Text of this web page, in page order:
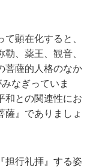
顕在化すると、
、薬王、観音、
菩薩的人格のなか
なぎっていま
和との関連性にお
薩』でありましょ
担行礼拝』する姿